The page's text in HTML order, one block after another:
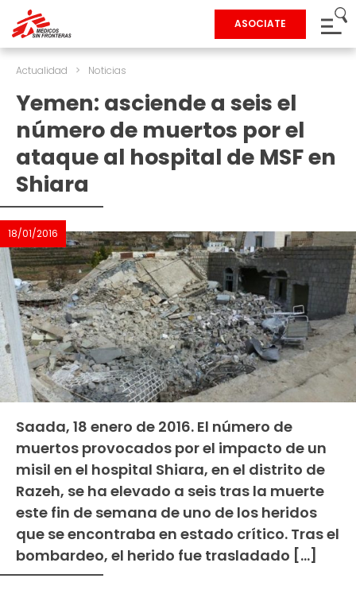
ASOCIATE
Actualidad > Noticias
Yemen: asciende a seis el
número de muertos por el
ataque al hospital de MSF en
Shiara
18/01/2016
Saada, 18 enero de 2016. El número de
muertos provocados por el impacto de un
misil en el hospital Shiara, en el distrito de
Razeh, se ha elevado a seis tras la muerte
este fin de semana de uno de los heridos
que se encontraba en estado crítico. Tras el
bombardeo, el herido fue trasladado […]